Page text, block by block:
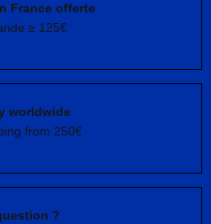
France offerte
≥ 125€
worldwide
from 250€
?